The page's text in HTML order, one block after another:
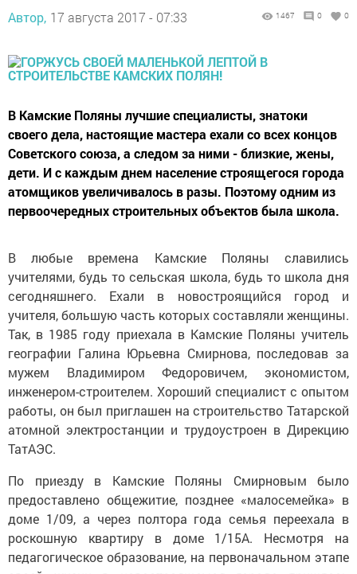
Автор, 17 августа 2017 - 07:33 1467 0 0
В Камские Поляны лучшие специалисты, знатоки
своего дела, настоящие мастера ехали со всех концов
Советского союза, а следом за ними - близкие, жены,
дети. И с каждым днем население строящегося города
атомщиков увеличивалось в разы. Поэтому одним из
первоочередных строительных объектов была школа.
В любые времена Камские Поляны славились
учителями, будь то сельская школа, будь то школа дня
сегодняшнего. Ехали в новостроящийся город и
учителя, большую часть которых составляли женщины.
Так, в 1985 году приехала в Камские Поляны учитель
географии Галина Юрьевна Смирнова, последовав за
мужем Владимиром Федоровичем, экономистом,
инженером-строителем. Хороший специалист с опытом
работы, он был приглашен на строительство Татарской
атомной электростанции и трудоустроен в Дирекцию
ТатАЭС.
По приезду в Камские Поляны Смирновым было
предоставлено общежитие, позднее «малосемейка» в
доме 1/09, а через полтора года семья переехала в
роскошную квартиру в доме 1/15А. Несмотря на
педагогическое образование, на первоначальном этапе